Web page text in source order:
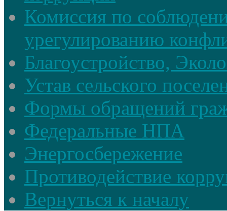
Комиссия по
урегулированию
Благоустройство,
Устав сельского
Формы обращений
Федеральные НПА
Энергосбережение
Противодействие
Вернуться к началу